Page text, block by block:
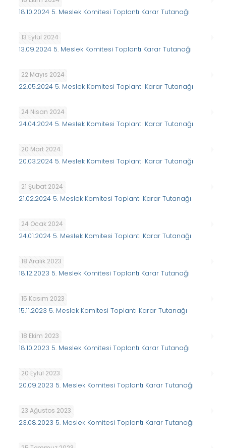
18.10.2024 5. Meslek Komitesi Toplantı Karar Tutanağı
13 Eylül 2024
13.09.2024 5. Meslek Komitesi Toplantı Karar Tutanağı
22 Mayıs 2024
22.05.2024 5. Meslek Komitesi Toplantı Karar Tutanağı
24 Nisan 2024
24.04.2024 5. Meslek Komitesi Toplantı Karar Tutanağı
20 Mart 2024
20.03.2024 5. Meslek Komitesi Toplantı Karar Tutanağı
21 Şubat 2024
21.02.2024 5. Meslek Komitesi Toplantı Karar Tutanağı
24 Ocak 2024
24.01.2024 5. Meslek Komitesi Toplantı Karar Tutanağı
18 Aralık 2023
18.12.2023 5. Meslek Komitesi Toplantı Karar Tutanağı
15 Kasım 2023
15.11.2023 5. Meslek Komitesi Toplantı Karar Tutanağı
18 Ekim 2023
18.10.2023 5. Meslek Komitesi Toplantı Karar Tutanağı
20 Eylül 2023
20.09.2023 5. Meslek Komitesi Toplantı Karar Tutanağı
23 Ağustos 2023
23.08.2023 5. Meslek Komitesi Toplantı Karar Tutanağı